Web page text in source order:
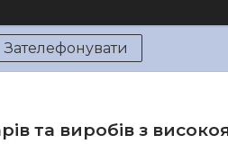
Зателефонувати
та виробів з